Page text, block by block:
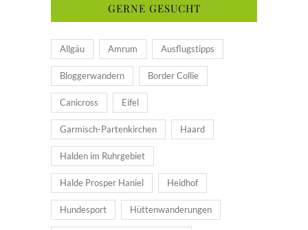
GERNE GESUCHT
Allgäu Amrum Ausflugstipps
Bloggerwandern Border Collie
Canicross Eifel
Garmisch-Partenkirchen Haard
Halden im Ruhrgebiet
Halde Prosper Haniel Heidhof
Hundesport Hüttenwanderungen